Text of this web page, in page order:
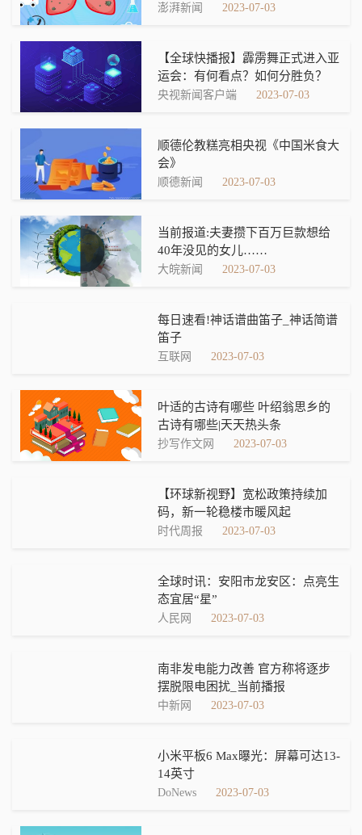
澎湃新闻 2023-07-03
【全球快播报】霹雳舞正式进入亚
运会：有何看点？如何分胜负？
央视新闻客户端 2023-07-03
顺德伦教糕亮相央视《中国米食大
会》
顺德新闻 2023-07-03
当前报道:夫妻攒下百万巨款想给
40年没见的女儿……
大皖新闻 2023-07-03
每日速看!神话谱曲笛子_神话简谱
笛子
互联网 2023-07-03
叶适的古诗有哪些 叶绍翁思乡的
古诗有哪些|天天热头条
抄写作文网 2023-07-03
【环球新视野】宽松政策持续加
码，新一轮稳楼市暖风起
时代周报 2023-07-03
全球时讯：安阳市龙安区：点亮生
态宜居“星”
人民网 2023-07-03
南非发电能力改善 官方称将逐步
摆脱限电困扰_当前播报
中新网 2023-07-03
小米平板6 Max曝光：屏幕可达13-
14英寸
DoNews 2023-07-03